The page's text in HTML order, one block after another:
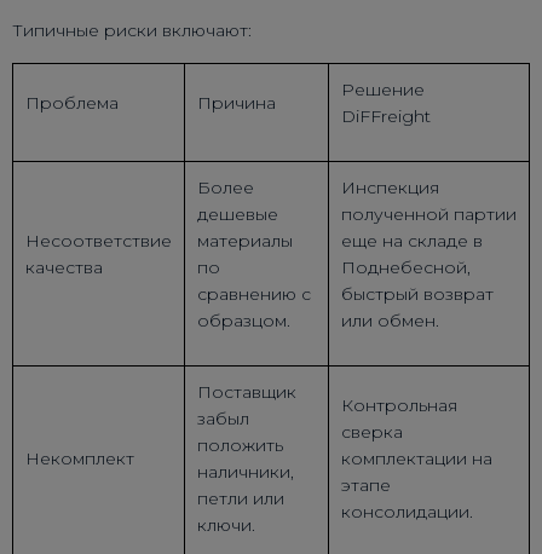
Типичные риски включают:
Проблема Причина
Решение
DiFFreight
Несоответствие
качества
Более
дешевые
материалы
по
сравнению с
образцом.
Инспекция
полученной партии
еще на складе в
Поднебесной,
быстрый возврат
или обмен.
Некомплект
Поставщик
забыл
положить
наличники,
петли или
ключи.
Контрольная
сверка
комплектации на
этапе
консолидации.